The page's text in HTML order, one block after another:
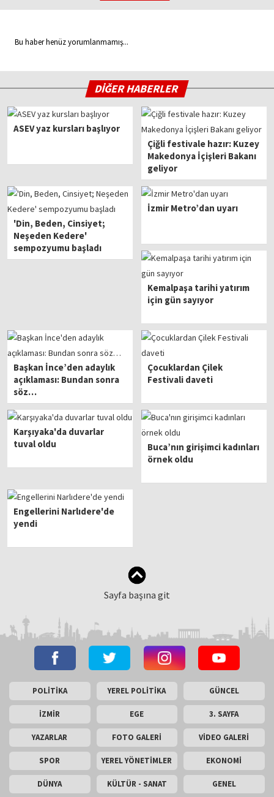
Bu haber henüz yorumlanmamış...
DİĞER HABERLER
ASEV yaz kursları başlıyor
Çiğli festivale hazır: Kuzey
Makedonya İçişleri Bakanı
geliyor
'Din, Beden, Cinsiyet;
Neşeden Kedere'
sempozyumu başladı
İzmir Metro’dan uyarı
Kemalpaşa tarihi yatırım
için gün sayıyor
Başkan İnce’den adaylık
açıklaması: Bundan sonra
söz…
Çocuklardan Çilek
Festivali daveti
Karşıyaka'da duvarlar
tuval oldu
Buca’nın girişimci kadınları
örnek oldu
Engellerini Narlıdere'de
yendi
Sayfa başına git
POLİTİKA YEREL POLİTİKA GÜNCEL
İZMİR EGE 3. SAYFA
YAZARLAR FOTO GALERİ VİDEO GALERİ
SPOR YEREL YÖNETİMLER EKONOMİ
DÜNYA KÜLTÜR - SANAT GENEL